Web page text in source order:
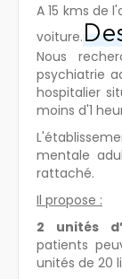
A 15 kms de
voiture.
Nous
psychiatrie
hospitalier
moins d'1
mentale
rattaché.
Il propose :
2 unités
patients
unités de 20